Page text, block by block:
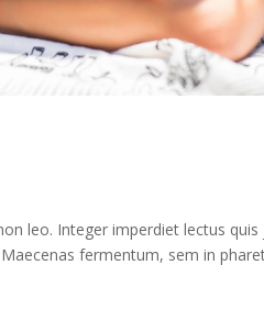
leo. Integer imperdiet lectus
fermentum, sem in